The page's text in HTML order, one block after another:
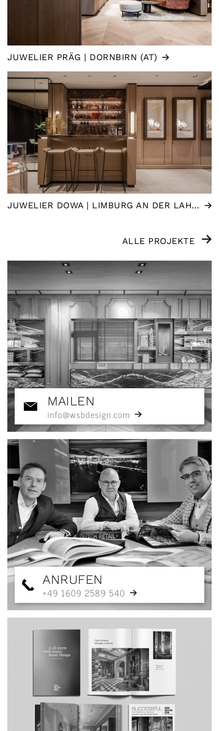
JUWELIER PRÄG | DORNBIRN (AT)
JUWELIER DOWA | LIMBURG AN DER LAHN (DE)
ALLE PROJEKTE
MAILEN
info@wsbdesign.com
ANRUFEN
+49 1609 2589 540